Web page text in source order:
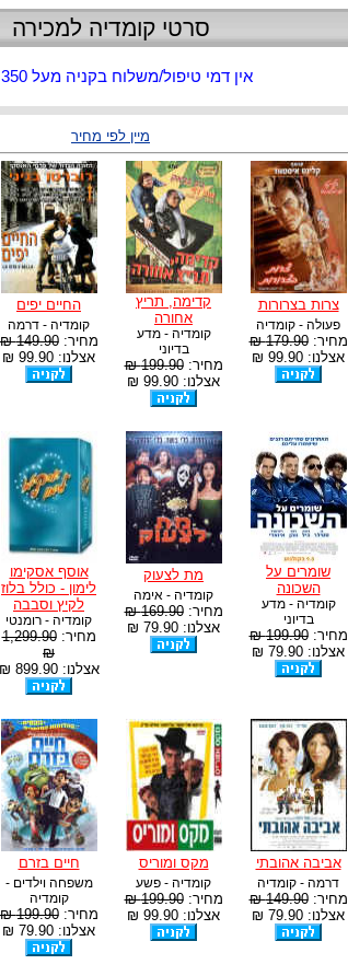
סרטי קומדיה למכירה
אין דמי טיפול/משלוח בקניה מעל 350 ש"ח
מיין לפי מחיר
צרות בצרורות
פעולה - קומדיה
מחיר:179.90 ₪
אצלנו: 99.90 ₪
קדימה, תריץ
אחורה
קומדיה - מדע
בדיוני
מחיר:199.90 ₪
אצלנו: 99.90 ₪
החיים יפים
קומדיה - דרמה
מחיר:149.90 ₪
אצלנו: 99.90 ₪
שומרים על
השכונה
קומדיה - מדע
בדיוני
מחיר:199.90 ₪
אצלנו: 79.90 ₪
מת לצעוק
קומדיה - אימה
מחיר:169.90 ₪
אצלנו: 79.90 ₪
אוסף אסקימו
לימון - כולל בלוז
לקיץ וסבבה
קומדיה - רומנטי
מחיר:1,299.90
₪
אצלנו: 899.90 ₪
אביבה אהובתי
דרמה - קומדיה
מחיר:149.90 ₪
אצלנו: 79.90 ₪
מקס ומוריס
קומדיה - פשע
מחיר:199.90 ₪
אצלנו: 99.90 ₪
חיים בזרם
משפחה וילדים -
קומדיה
מחיר:199.90 ₪
אצלנו: 79.90 ₪